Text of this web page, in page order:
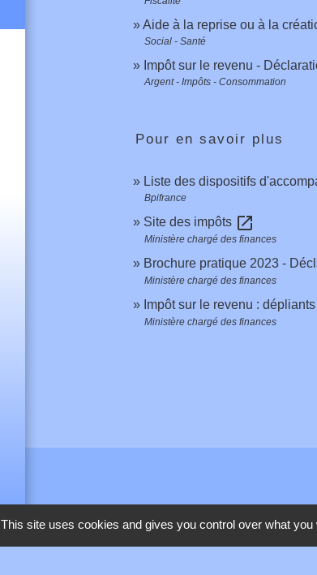
Aide à la reprise ou à la
Social - Santé
Impôt sur le revenu -
Argent - Impôts - Consommation
Pour en savoir plus
Liste des dispositifs
Bpifrance
Site des impôts open_in_new
Ministère chargé des finances
Brochure pratique 2023 -
Ministère chargé des finances
Impôt sur le revenu :
Ministère chargé des finances
This site uses cookies and gives you control over what you